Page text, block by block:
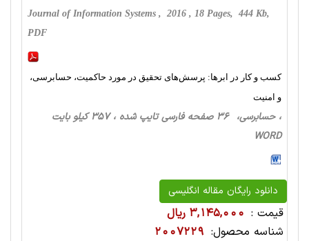
Journal of Information Systems , 2016 , 18 Pages, 444 Kb,
PDF
کسب و کار در ابرها: پرسش‌های تحقیق در مورد حاکمیت، حسابرسی،
و امنیت
، حسابرسی، 36 صفحه فارسی تایپ شده ، 357 کیلو بایت
WORD
دانلود رایگان مقاله انگلیسی
قیمت : 3,145,000 ریال
شناسه محصول: 2007229